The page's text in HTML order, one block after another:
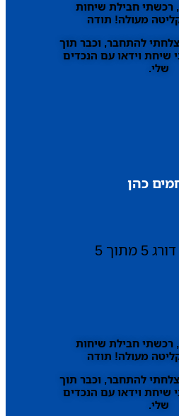
חבילת שיחות
מעולה! תודה
להתחבר, וכבר תוך
שיחת וידאו עם הנכדים
שלי.
כהן
דורג 5 מתוך 5
חבילת שיחות
מעולה! תודה
להתחבר, וכבר תוך
שיחת וידאו עם הנכדים
שלי.